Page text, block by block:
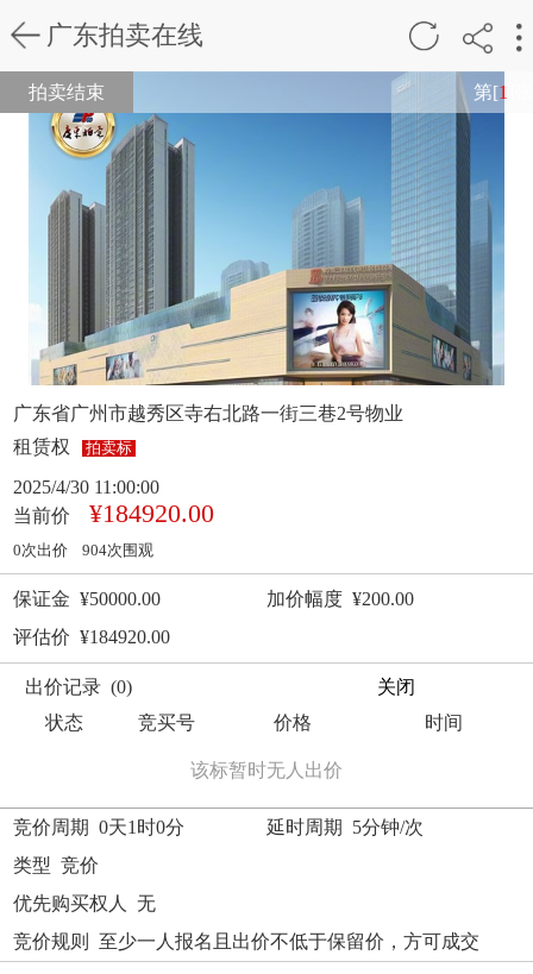
广东拍卖在线
拍卖结束 第[1
广东省广州市越秀区寺右北路一街三巷2号物业
租赁权
拍卖标
2025/4/30 11:00:00
当前价
¥184920.00
0次出价 904次围观
保证金 ¥50000.00
加价幅度 ¥200.00
评估价 ¥184920.00
出价记录 (0)
关闭
状态
竞买号 价格 时间
该标暂时无人出价
竞价周期 0天1时0分
延时周期 5分钟/次
类型 竞价
优先购买权人 无
竞价规则 至少一人报名且出价不低于保留价，方可成交